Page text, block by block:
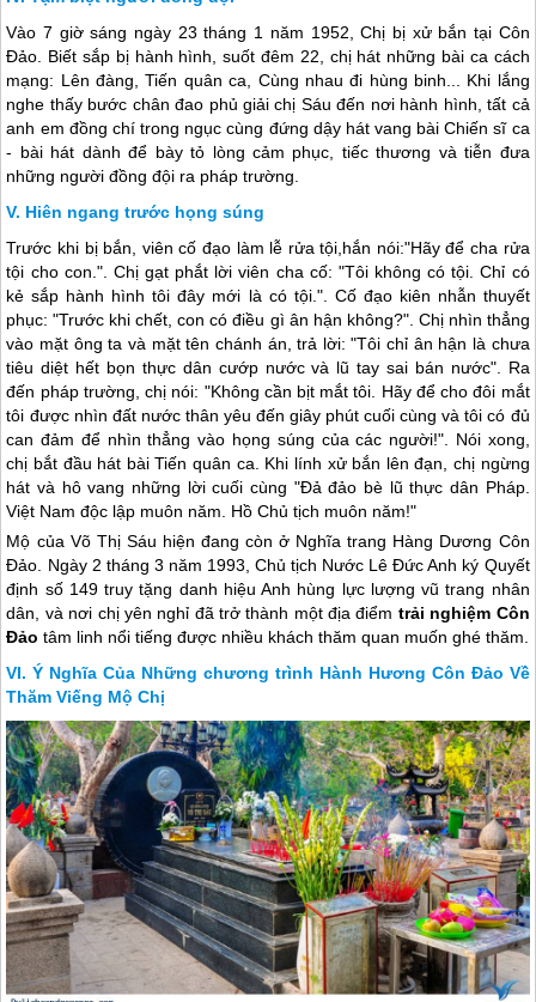
Vào 7 giờ sáng ngày 23 tháng 1 năm 1952, Chị bị xử bắn tại Côn
Đảo . Biết sắp bị hành hình, suốt đêm 22, chị hát những bài ca cách
mạng: Lên đàng, Tiến quân ca, Cùng nhau đi hùng binh... Khi lắng
nghe thấy bước chân đao phủ giải chị Sáu đến nơi hành hình, tất cả
anh em đồng chí trong ngục cùng đứng dậy hát vang bài Chiến sĩ ca
- bài hát dành để bày tỏ lòng cảm phục, tiếc thương và tiễn đưa
những người đồng đội ra pháp trường.
Hiên ngang trước họng súng
Trước khi bị bắn, viên cố đạo làm lễ rửa tội,hắn nói:"Hãy để cha rửa
tội cho con.". Chị gạt phắt lời viên cha cố: "Tôi không có tội. Chỉ có
kẻ sắp hành hình tôi đây mới là có tội.". Cố đạo kiên nhẫn thuyết
phục: "Trước khi chết, con có điều gì ân hận không?". Chị nhìn thẳng
vào mặt ông ta và mặt tên chánh án, trả lời: "Tôi chỉ ân hận là chưa
tiêu diệt hết bọn thực dân cướp nước và lũ tay sai bán nước". Ra
đến pháp trường, chị nói: "Không cần bịt mắt tôi. Hãy để cho đôi mắt
tôi được nhìn đất nước thân yêu đến giây phút cuối cùng và tôi có đủ
can đảm để nhìn thẳng vào họng súng của các người!". Nói xong,
chị bắt đầu hát bài Tiến quân ca. Khi lính xử bắn lên đạn, chị ngừng
hát và hô vang những lời cuối cùng "Đả đảo bè lũ thực dân Pháp.
Việt Nam độc lập muôn năm. Hồ Chủ tịch muôn năm!"
Mộ của Võ Thị Sáu hiện đang còn ở Nghĩa trang Hàng Dương Côn
Đảo . Ngày 2 tháng 3 năm 1993, Chủ tịch Nước Lê Đức Anh ký Quyết
định số 149 truy tặng danh hiệu Anh hùng lực lượng vũ trang nhân
dân, và nơi chị yên nghỉ đã trở thành một địa điểm trải nghiệm Côn
Đảo tâm linh nổi tiếng được nhiều khách thăm quan muốn ghé thăm.
Ý Nghĩa Của Những chương trình Hành Hương Côn Đảo Về
Thăm Viếng Mộ Chị